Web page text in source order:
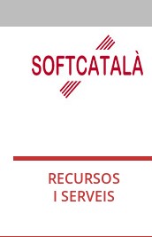
RECURSOS
I SERVEIS